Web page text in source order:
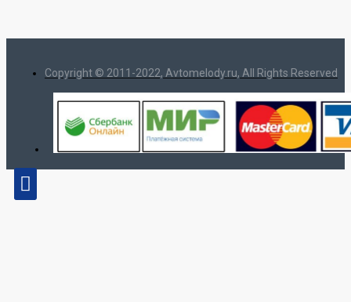
Copyright © 2011-2022, Avtomelody.ru, All Rights Reserved